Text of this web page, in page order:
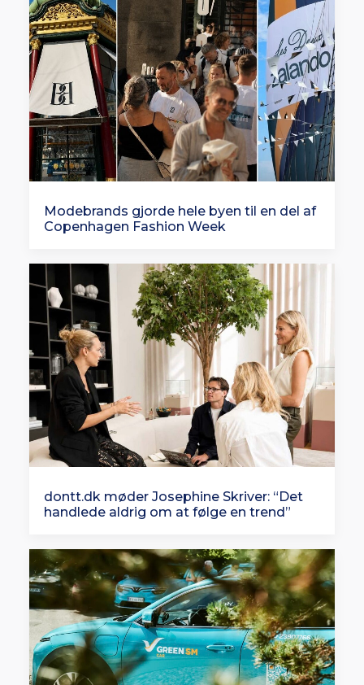
Modebrands gjorde hele byen til en del af
Copenhagen Fashion Week
dontt.dk møder Josephine Skriver: “Det
handlede aldrig om at følge en trend”